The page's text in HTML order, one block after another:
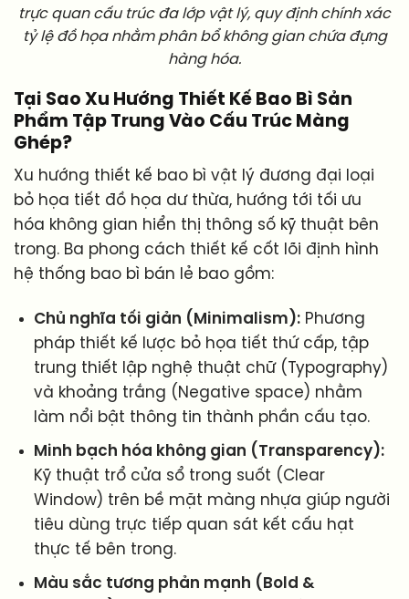
trực quan cấu trúc đa lớp vật lý, quy định chính xác
tỷ lệ đồ họa nhằm phân bổ không gian chứa đựng
hàng hóa.
Tại Sao Xu Hướng Thiết Kế Bao Bì Sản
Phẩm Tập Trung Vào Cấu Trúc Màng
Ghép?
Xu hướng thiết kế bao bì vật lý đương đại loại
bỏ họa tiết đồ họa dư thừa, hướng tới tối ưu
hóa không gian hiển thị thông số kỹ thuật bên
trong. Ba phong cách thiết kế cốt lõi định hình
hệ thống bao bì bán lẻ bao gồm:
Chủ nghĩa tối giản (Minimalism): Phương
pháp thiết kế lược bỏ họa tiết thứ cấp, tập
trung thiết lập nghệ thuật chữ (Typography)
và khoảng trắng (Negative space) nhằm
làm nổi bật thông tin thành phần cấu tạo.
Minh bạch hóa không gian (Transparency):
Kỹ thuật trổ cửa sổ trong suốt (Clear
Window) trên bề mặt màng nhựa giúp người
tiêu dùng trực tiếp quan sát kết cấu hạt
thực tế bên trong.
Màu sắc tương phản mạnh (Bold &